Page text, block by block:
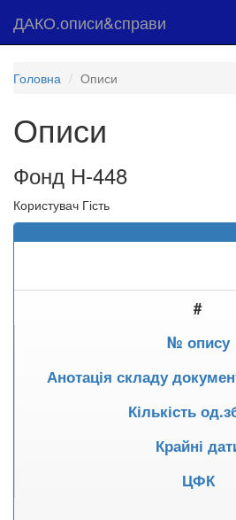
ДАКО.описи&справи
Головна Описи
Описи
Фонд Н-448
Користувач Гість
#
№ опису
Анотація складу
Кількість
Крайні
ЦФК